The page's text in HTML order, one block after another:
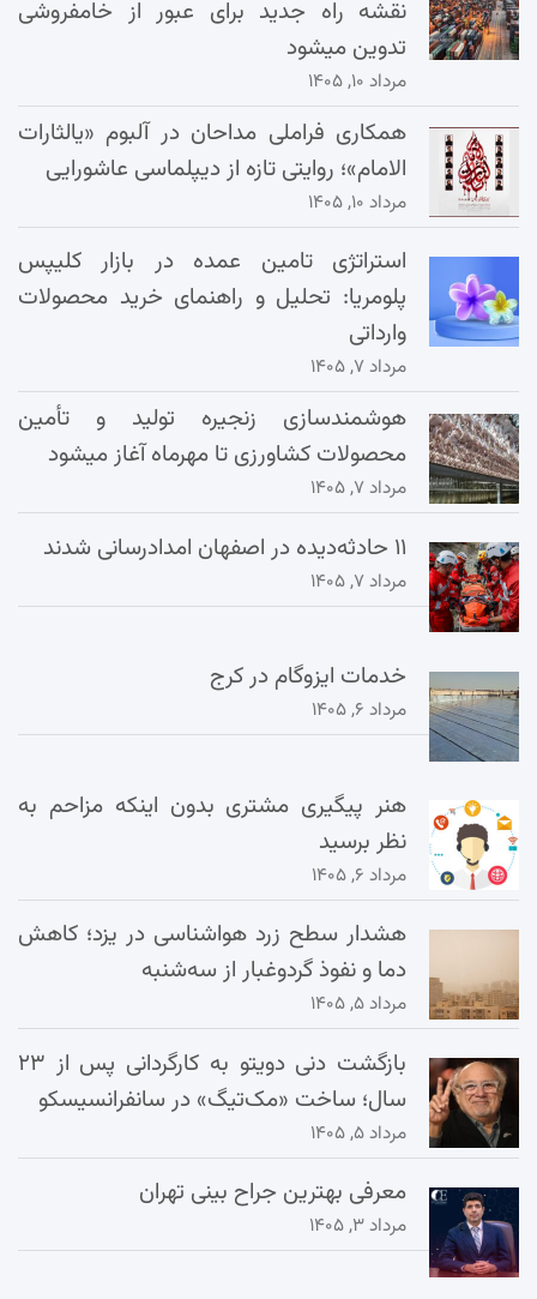
نقشه راه جدید برای عبور از خامفروشی
تدوین میشود
مرداد ۱۰, ۱۴۰۵
همکاری فراملی مداحان در آلبوم «یالثارات
الامام»؛ روایتی تازه از دیپلماسی عاشورایی
مرداد ۱۰, ۱۴۰۵
استراتژی تامین عمده در بازار کلیپس
پلومریا: تحلیل و راهنمای خرید محصولات
وارداتی
مرداد ۷, ۱۴۰۵
هوشمندسازی زنجیره تولید و تأمین
محصولات کشاورزی تا مهرماه آغاز میشود
مرداد ۷, ۱۴۰۵
۱۱ حادثه‌دیده در اصفهان امدادرسانی شدند
مرداد ۷, ۱۴۰۵
خدمات ایزوگام در کرج
مرداد ۶, ۱۴۰۵
هنر پیگیری مشتری بدون اینکه مزاحم به
نظر برسید
مرداد ۶, ۱۴۰۵
هشدار سطح زرد هواشناسی در یزد؛ کاهش
دما و نفوذ گردوغبار از سه‌شنبه
مرداد ۵, ۱۴۰۵
بازگشت دنی دویتو به کارگردانی پس از ۲۳
سال؛ ساخت «مک‌تیگ» در سانفرانسیسکو
مرداد ۵, ۱۴۰۵
معرفی بهترین جراح بینی تهران
مرداد ۳, ۱۴۰۵